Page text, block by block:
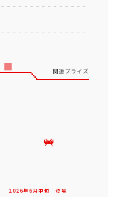
関連プライズ
2026年6 月中旬 登場